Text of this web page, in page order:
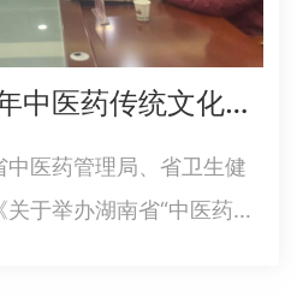
岳阳市首届青少年中医药传统文化创意大赛成功举办
医药管理局、省卫生健
于举办湖南省“中医药文